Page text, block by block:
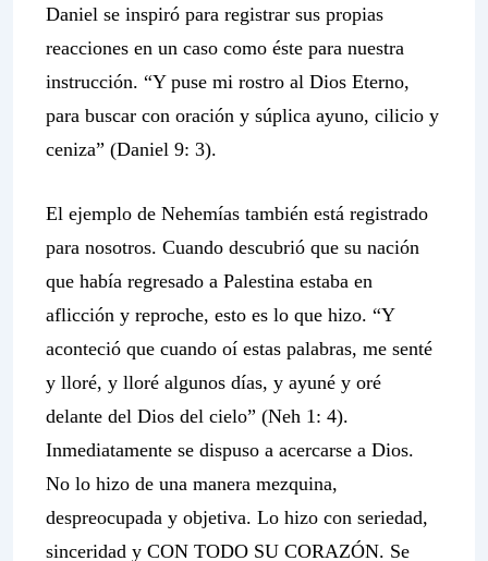
Daniel se inspiró para registrar sus propias
reacciones en un caso como éste para nuestra
instrucción. “Y puse mi rostro al Dios Eterno,
para buscar con oración y súplica ayuno, cilicio y
ceniza” (Daniel 9: 3).
El ejemplo de Nehemías también está registrado
para nosotros. Cuando descubrió que su nación
que había regresado a Palestina estaba en
aflicción y reproche, esto es lo que hizo. “Y
aconteció que cuando oí estas palabras, me senté
y lloré, y lloré algunos días, y ayuné y oré
delante del Dios del cielo” (Neh 1: 4).
Inmediatamente se dispuso a acercarse a Dios.
No lo hizo de una manera mezquina,
despreocupada y objetiva. Lo hizo con seriedad,
sinceridad y CON TODO SU CORAZÓN. Se